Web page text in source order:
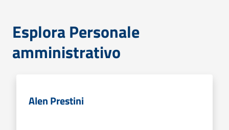
Esplora Personale
amministrativo
Alen Prestini